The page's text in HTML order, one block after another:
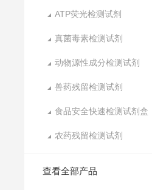
ATP荧光检测试剂
真菌毒素检测试剂
动物源性成分检测试剂
兽药残留检测试剂
食品安全快速检测试剂盒
农药残留检测试剂
查看全部产品